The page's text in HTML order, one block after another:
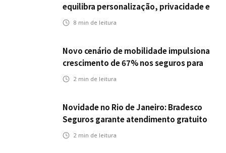
equilibra personalização, privacidade e
tecnologia
8 min de leitura
Novo cenário de mobilidade impulsiona
crescimento de 67% nos seguros para
veículos elétricos da Bradesco Seguros
2 min de leitura
Novidade no Rio de Janeiro: Bradesco
Seguros garante atendimento gratuito
na Ponte Rio-Niterói
2 min de leitura